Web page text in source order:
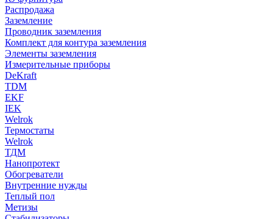
Распродажа
Заземление
Проводник заземления
Комплект для контура заземления
Элементы заземления
Измерительные приборы
DeKraft
TDM
EKF
IEK
Welrok
Термостаты
Welrok
ТДМ
Нанопротект
Обогреватели
Внутренние нужды
Теплый пол
Метизы